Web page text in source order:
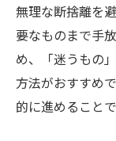
無理な断捨離を
要なものまで手
め、「迷うもの
方法がおすすめ
的に進めること